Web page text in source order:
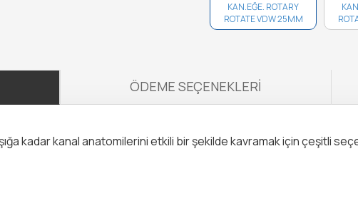
KAN.EĞE. ROTARY
ROTATE VDW 25MM
25/04 4'LÜ..
ÖDEME SEÇENEKLERI
kadar kanal anatomilerini etkili bir şekilde kavramak için çeşitli